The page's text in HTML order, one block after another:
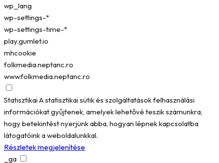
wp_lang
wp-settings-*
wp-settings-time-*
play.gumlet.io
mhcookie
folkmedia.neptanc.ro
www.folkmedia.neptanc.ro
StatisztikaiA statisztikai sütik és szolgáltatások felhasználási
információkat gyűjtenek, amelyek lehetővé teszik számunkra,
hogy betekintést nyerjünk abba, hogyan lépnek kapcsolatba
látogatóink a weboldalunkkal.
Részletek megjelenítése
_ga